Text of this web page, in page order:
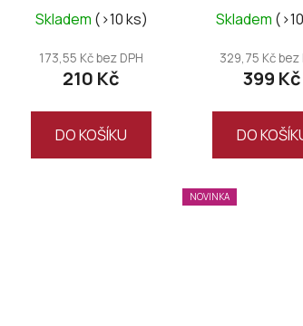
Skladem (>10 ks)
173,55 Kč bez DPH
210 Kč
DO KOŠÍKU
Skladem
329,75 Kč bez
399 Kč
DO
NOVINKA